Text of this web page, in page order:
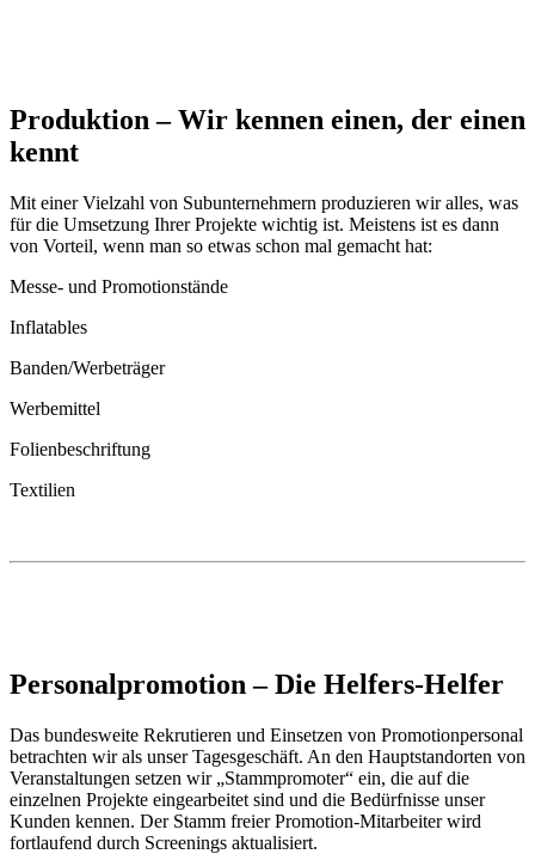
Produktion – Wir kennen einen, der einen
kennt
Mit einer Vielzahl von Subunternehmern produzieren wir alles, was
für die Umsetzung Ihrer Projekte wichtig ist. Meistens ist es dann
von Vorteil, wenn man so etwas schon mal gemacht hat:
Messe- und Promotionstände
Inflatables
Banden/Werbeträger
Werbemittel
Folienbeschriftung
Textilien
Personalpromotion – Die Helfers-Helfer
Das bundesweite Rekrutieren und Einsetzen von Promotionpersonal
betrachten wir als unser Tagesgeschäft. An den Hauptstandorten von
Veranstaltungen setzen wir „Stammpromoter“ ein, die auf die
einzelnen Projekte eingearbeitet sind und die Bedürfnisse unser
Kunden kennen. Der Stamm freier Promotion-Mitarbeiter wird
fortlaufend durch Screenings aktualisiert.